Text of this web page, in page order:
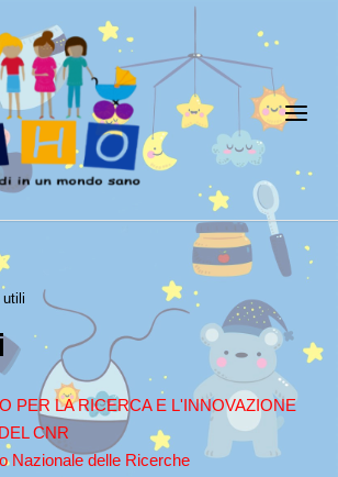
Menu
utili
PER LA RICERCA E L'INNOVAZIONE
CNR
Nazionale delle Ricerche